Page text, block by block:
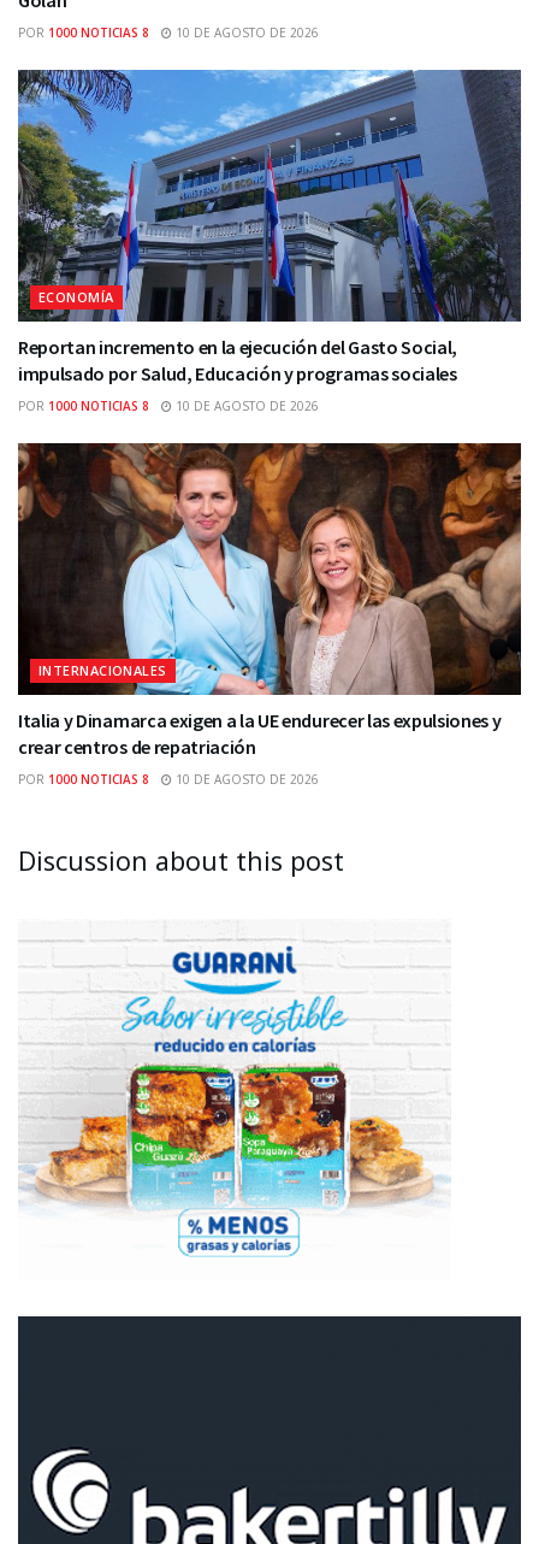
POR 1000 NOTICIAS 8 10 DE AGOSTO DE 2026
ECONOMÍA
Reportan incremento en la ejecución del Gasto Social,
impulsado por Salud, Educación y programas sociales
POR 1000 NOTICIAS 8 10 DE AGOSTO DE 2026
INTERNACIONALES
Italia y Dinamarca exigen a la UE endurecer las expulsiones y
crear centros de repatriación
POR 1000 NOTICIAS 8 10 DE AGOSTO DE 2026
Discussion about this post